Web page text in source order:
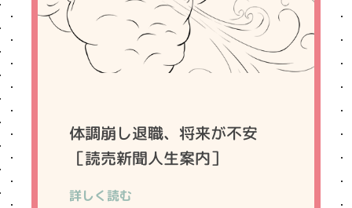
体調崩し退職、将来が不安
［読売新聞人生案内］
詳しく読む